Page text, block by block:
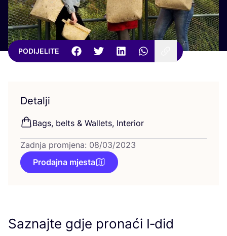
PODIJELITE
Detalji
Bags, bel­ts & Wal­lets, Interior
Zadnja promjena: 08/03/2023
Prodajna mjesta
Saznajte gdje pronaći I‑did